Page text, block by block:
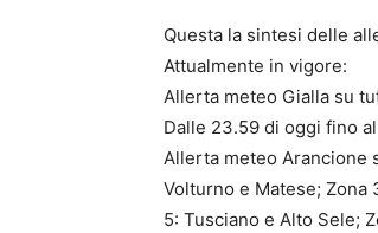
Questa la sintesi delle
Attualmente in vigore:
Allerta meteo Gialla su
Dalle 23.59 di oggi fino
Allerta meteo Arancione
Volturno e Matese;
5: Tusciano e Alto Sele;